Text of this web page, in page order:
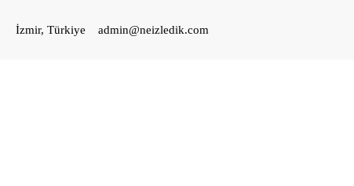
geçİzmir, Türkiye admin@neizledik.com